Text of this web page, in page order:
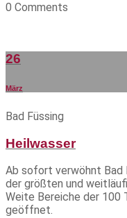
0 Comments
26
März
Bad Füssing
Heilwasser
Ab sofort verwöhnt Bad
der größten und
Weite Bereiche der 100
geöffnet.